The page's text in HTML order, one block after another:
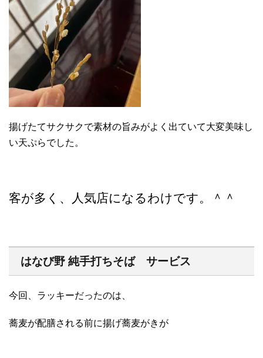
揚げたてサクサクで素材の旨みがよく出ていて大変美味し
い天ぷらでした。
客が多く、人気店になるわけです。＾＾
はなび野 純手打ちそば サービス
今回、ラッキーだったのは、
蕎麦が配膳される前に揚げ蕎麦がきが